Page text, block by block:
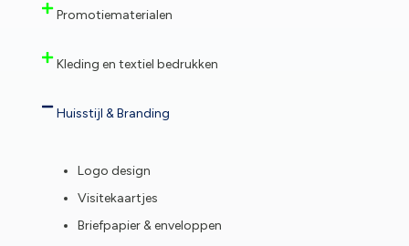
Promotiematerialen
Kleding en textiel bedrukken
Huisstijl & Branding
Logo design
Visitekaartjes
Briefpapier & enveloppen